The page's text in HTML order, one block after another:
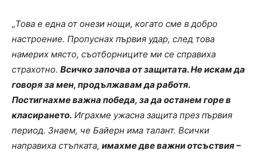
„Това е една от онези нощи, когато сме в добро
настроение. Пропуснах първия удар, след това
намерих място, съотборниците ми се справиха
страхотно. Всичко започва от защитата. Не искам да
говоря за мен, продължавам да работя.
Постигнахме важна победа, за да останем горе в
класирането. Играхме ужасна защита през първия
период. Знаем, че Байерн има талант. Всички
направиха стъпката, имахме две важни отсъствия –